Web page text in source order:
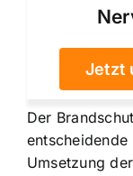
Jetzt
Der
Umsetzung